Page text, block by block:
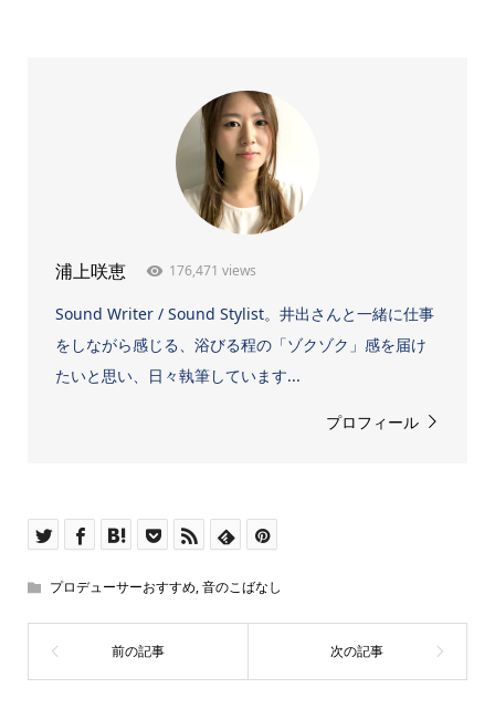
浦上咲恵 176,471 views
Sound Writer / Sound Stylist。井出さんと一緒に仕事
をしながら感じる、浴びる程の「ゾクゾク」感を届け
たいと思い、日々執筆しています...
プロフィール
プロデューサーおすすめ,音のこばなし